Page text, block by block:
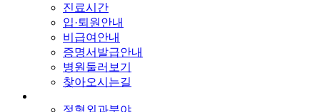
진료시간
입·퇴원안내
비급여안내
증명서발급안내
병원둘러보기
찾아오시는길
정형외과분야